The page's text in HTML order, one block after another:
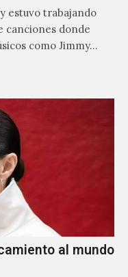
estuvo trabajando
canciones donde
como Jimmy…
al mundo